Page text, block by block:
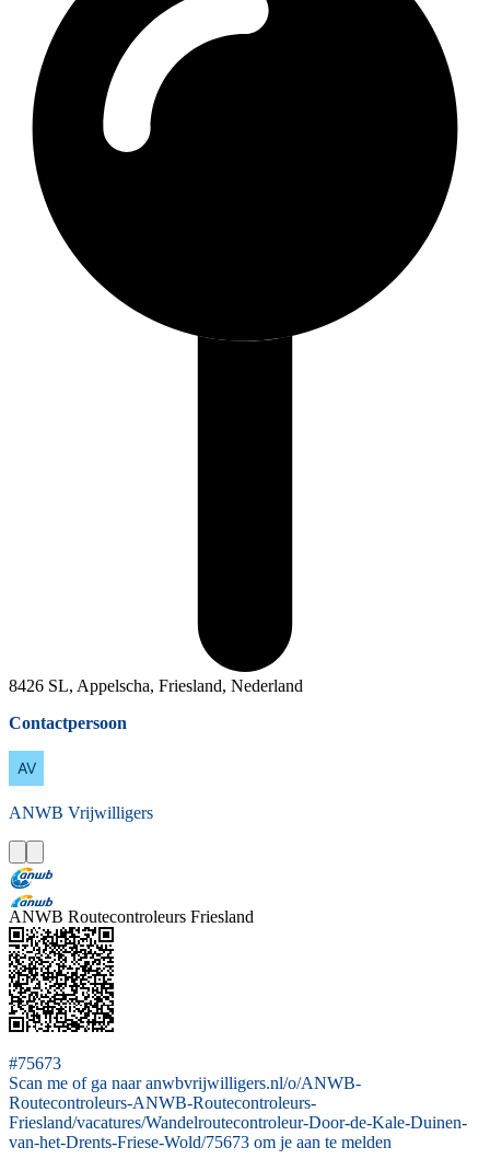
8426 SL, Appelscha, Friesland, Nederland
Contactpersoon
ANWB Vrijwilligers
ANWB Routecontroleurs Friesland
#75673
Scan me of ga naar anwbvrijwilligers.nl/o/ANWB-
Routecontroleurs-ANWB-Routecontroleurs-
Friesland/vacatures/Wandelroutecontroleur-Door-de-Kale-Duinen-
van-het-Drents-Friese-Wold/75673 om je aan te melden